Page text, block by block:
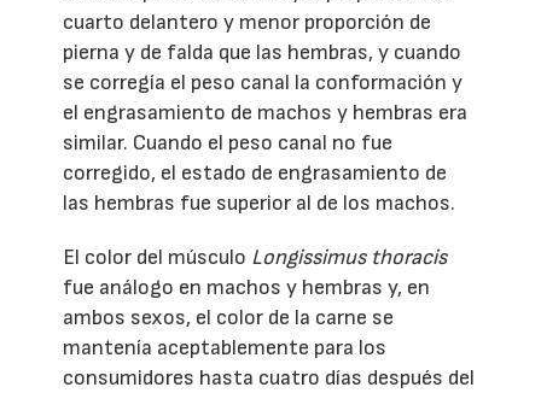
cuarto delantero y menor proporción de
pierna y de falda que las hembras, y cuando
se corregía el peso canal la conformación y
el engrasamiento de machos y hembras era
similar. Cuando el peso canal no fue
corregido, el estado de engrasamiento de
las hembras fue superior al de los machos.
El color del músculo Longissimus thoracis
fue análogo en machos y hembras y, en
ambos sexos, el color de la carne se
mantenía aceptablemente para los
consumidores hasta cuatro días después del